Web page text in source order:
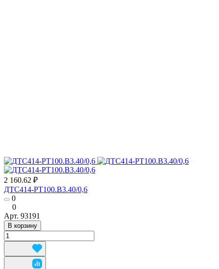
2 160.62 ₽
ДТС414-РТ100.В3.40/0,6
0
0
Арт. 93191
В корзину